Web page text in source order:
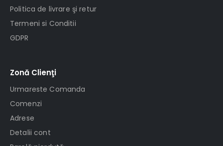
Politica de livrare şi retur
Termeni si Conditii
GDPR
Zonă Clienţi
Urmareste Comanda
Comenzi
Adrese
Detalii cont